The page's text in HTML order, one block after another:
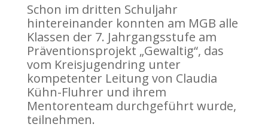
Schon im dritten Schuljahr
hintereinander konnten am MGB alle
Klassen der 7. Jahrgangsstufe am
Präventionsprojekt „Gewaltig“, das
vom Kreisjugendring unter
kompetenter Leitung von Claudia
Kühn-Fluhrer und ihrem
Mentorenteam durchgeführt wurde,
teilnehmen.